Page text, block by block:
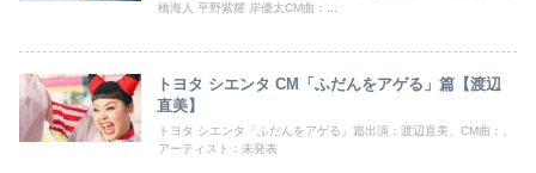
橋海人 平野紫耀 岸優太CM曲：...
トヨタ シエンタ CM「ふだんをアゲる」篇【渡辺
直美】
トヨタ シエンタ「ふだんをアゲる」篇出演：渡辺直美、CM曲：、
アーティスト：未発表